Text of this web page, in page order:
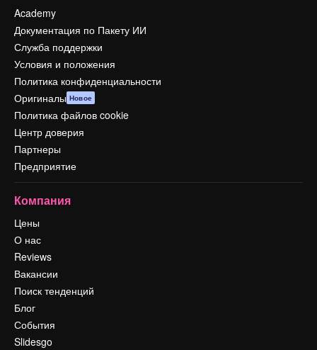
Academy
Документация по Пакету ИИ
Служба поддержки
Условия и положения
Политика конфиденциальности
Оригиналы Новое
Политика файлов cookie
Центр доверия
Партнеры
Предприятие
Компания
Цены
О нас
Reviews
Вакансии
Поиск тенденций
Блог
События
Slidesgo